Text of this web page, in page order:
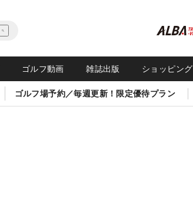
ゴルフ動画 雑誌出版 ショッピング
ゴルフ場予約／毎週更新！限定優待プラン